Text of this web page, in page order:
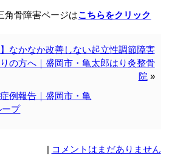
角骨障害ページはこちらをクリック
】なかなか改善しない起立性調節障害
の方へ｜盛岡市・亀太郎はり灸整骨
院 »
例報告｜盛岡市・亀
ープ
| コメントはまだありません